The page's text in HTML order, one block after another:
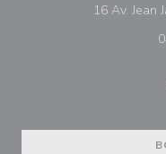
16 Av. Jean